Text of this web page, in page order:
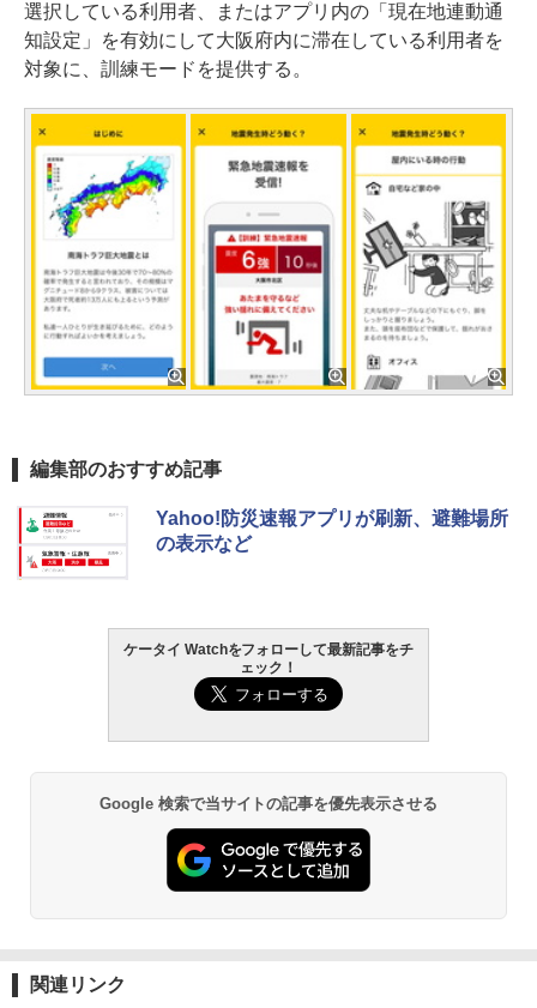
選択している利用者、またはアプリ内の「現在地連動通
知設定」を有効にして大阪府内に滞在している利用者を
対象に、訓練モードを提供する。
編集部のおすすめ記事
Yahoo!防災速報アプリが刷新、避難場所
の表示など
ケータイ Watchをフォローして最新記事をチ
ェック！
Google 検索で当サイトの記事を優先表示させる
関連リンク